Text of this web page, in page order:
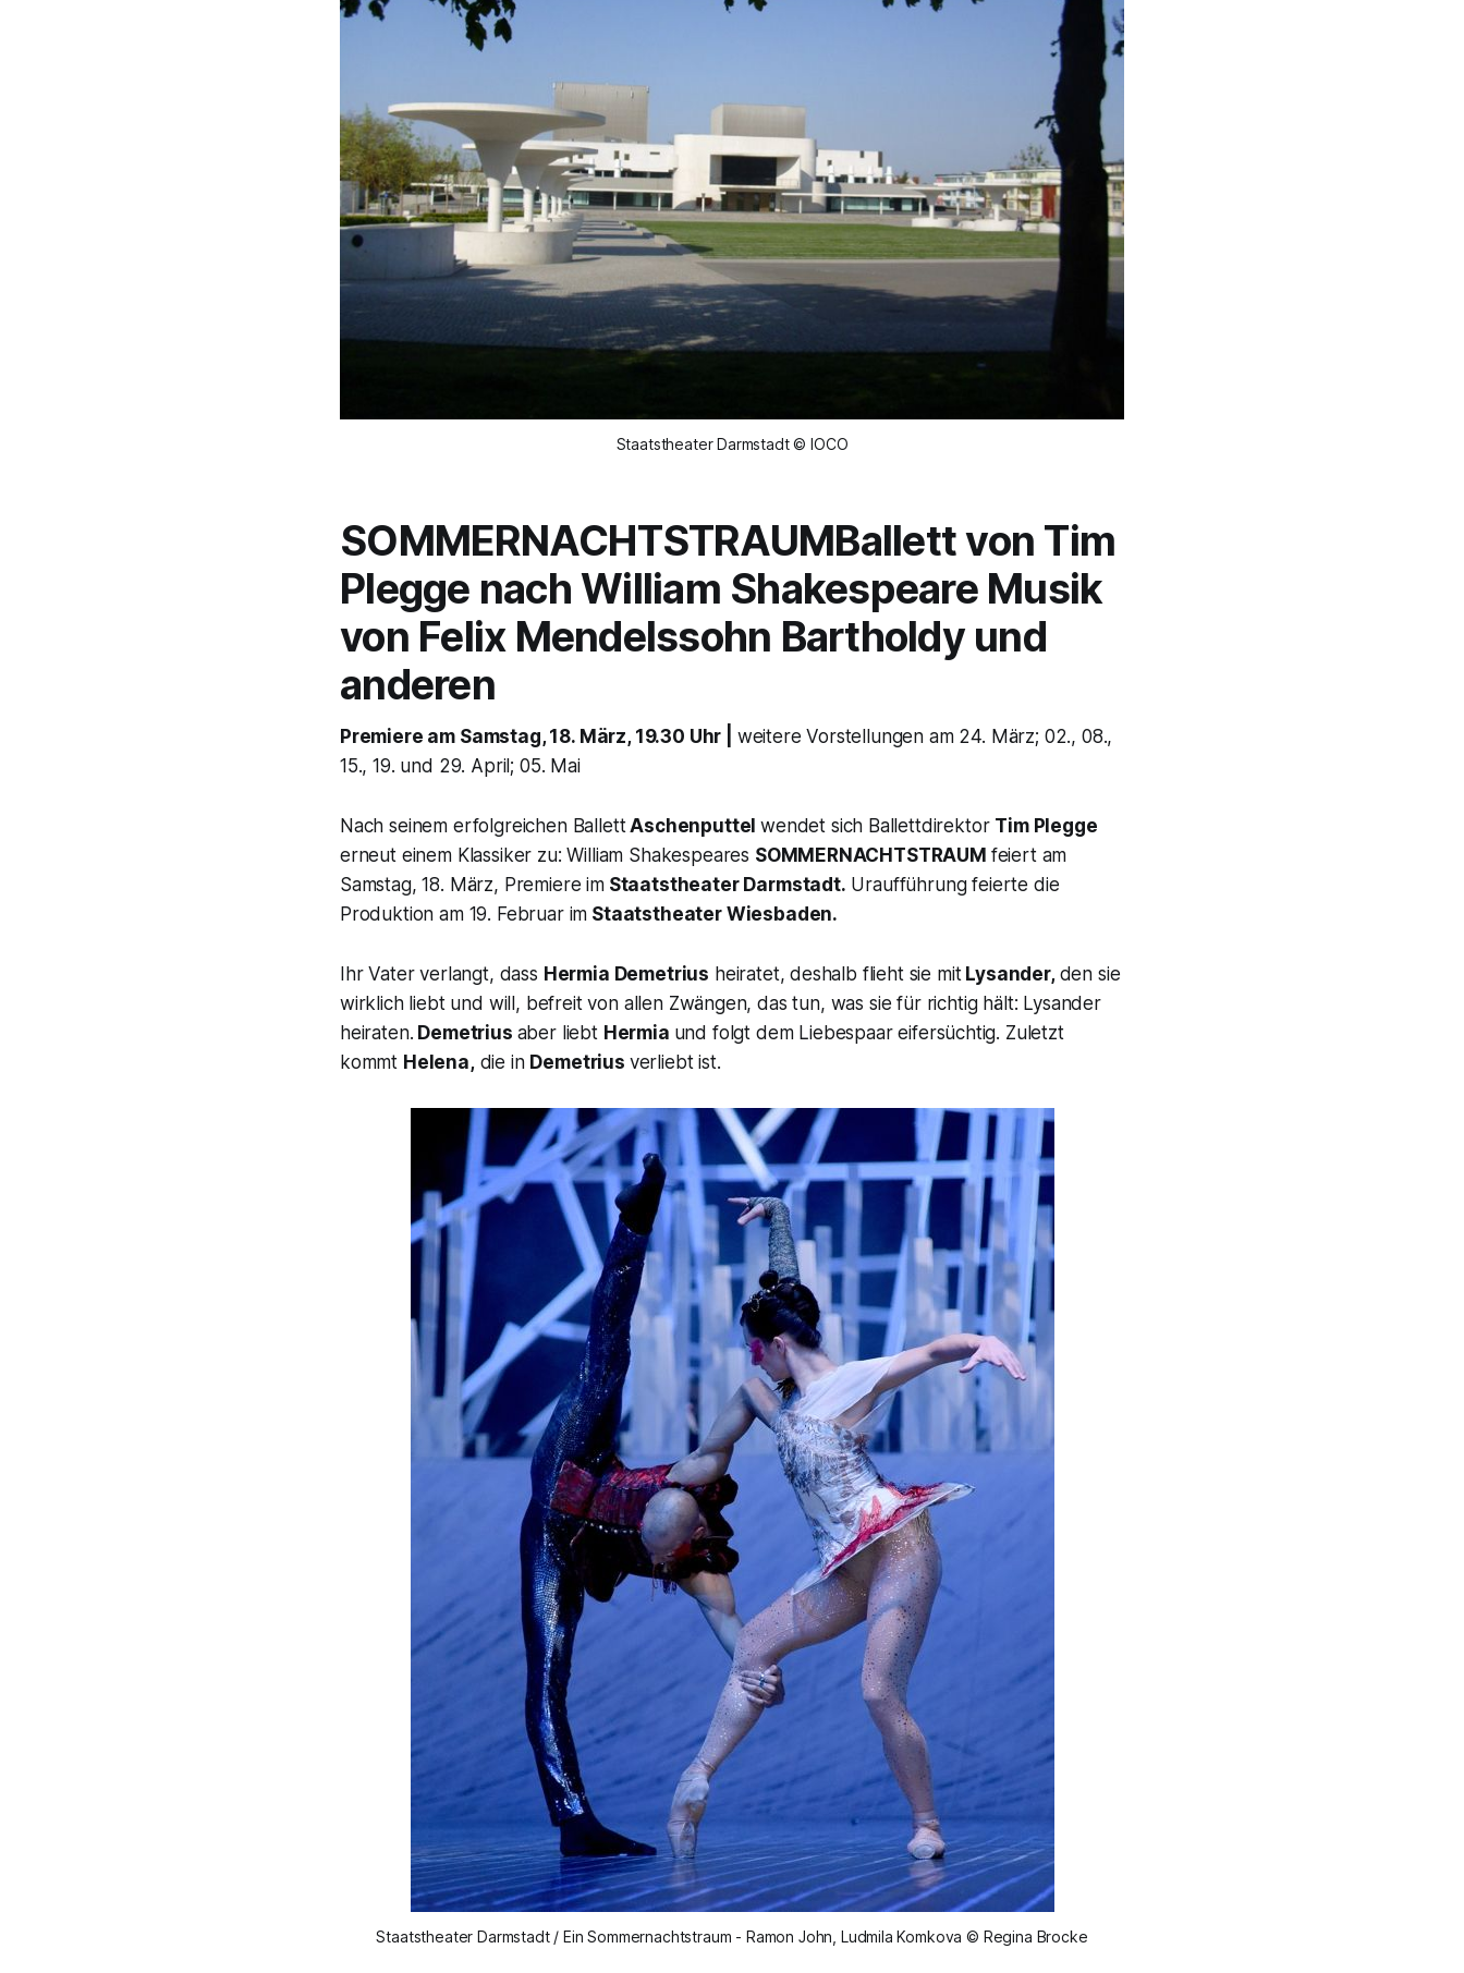
Staatstheater Darmstadt © IOCO
SOMMERNACHTSTRAUMBallett von Tim
Plegge nach William Shakespeare Musik
von Felix Mendelssohn Bartholdy und
anderen
Premiere am Samstag, 18. März, 19.30 Uhr | weitere Vorstellungen am 24. März; 02., 08.,
15., 19. und 29. April; 05. Mai
Nach seinem erfolgreichen BallettAschenputtel wendet sich Ballettdirektor Tim Plegge
erneut einem Klassiker zu: William Shakespeares SOMMERNACHTSTRAUM feiert am
Samstag, 18. März, Premiere imStaatstheater Darmstadt. Uraufführung feierte die
Produktion am 19. Februar im Staatstheater Wiesbaden.
Ihr Vater verlangt, dass Hermia Demetrius heiratet, deshalb flieht sie mitLysander, den sie
wirklich liebt und will, befreit von allen Zwängen, das tun, was sie für richtig hält: Lysander
heiraten. Demetrius aber liebt Hermia und folgt dem Liebespaar eifersüchtig. Zuletzt
kommt Helena,die in Demetrius verliebt ist.
Staatstheater Darmstadt / Ein Sommernachtstraum - Ramon John, Ludmila Komkova © Regina Brocke